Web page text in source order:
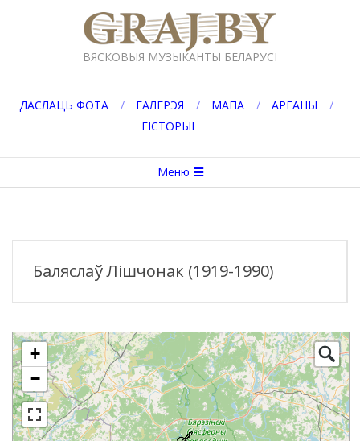
GRAJ.BY
ВЯСКОВЫЯ МУЗЫКАНТЫ БЕЛАРУСІ
ДАСЛАЦЬ ФОТА ГАЛЕРЭЯ МАПА
АРГАНЫ
ГІСТОРЫІ
меню
Меню
Баляслаў Лішчонак (1919-1990)
+
−